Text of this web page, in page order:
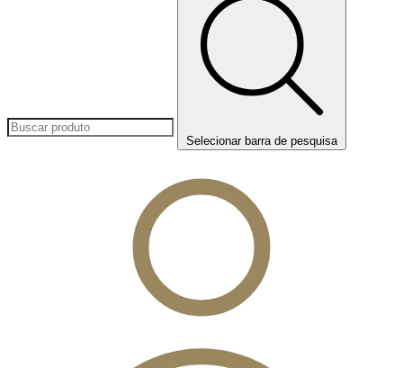
Selecionar barra de pesquisa